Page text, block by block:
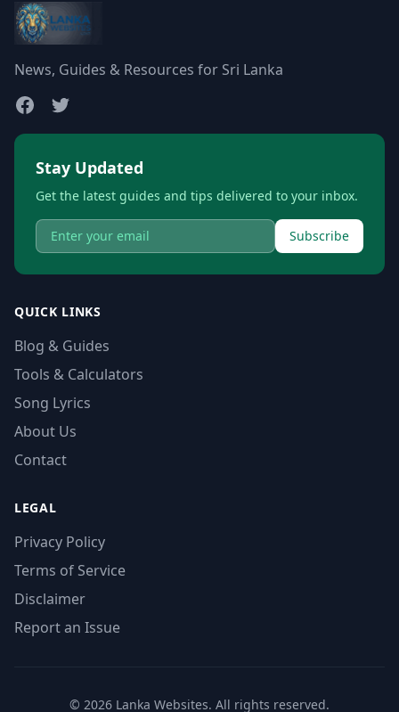
News, Guides & Resources for Sri Lanka
Stay Updated
Get the latest guides and tips delivered to your inbox.
Subscribe
QUICK LINKS
Blog & Guides
Tools & Calculators
Song Lyrics
About Us
Contact
LEGAL
Privacy Policy
Terms of Service
Disclaimer
Report an Issue
© 2026 Lanka Websites. All rights reserved.